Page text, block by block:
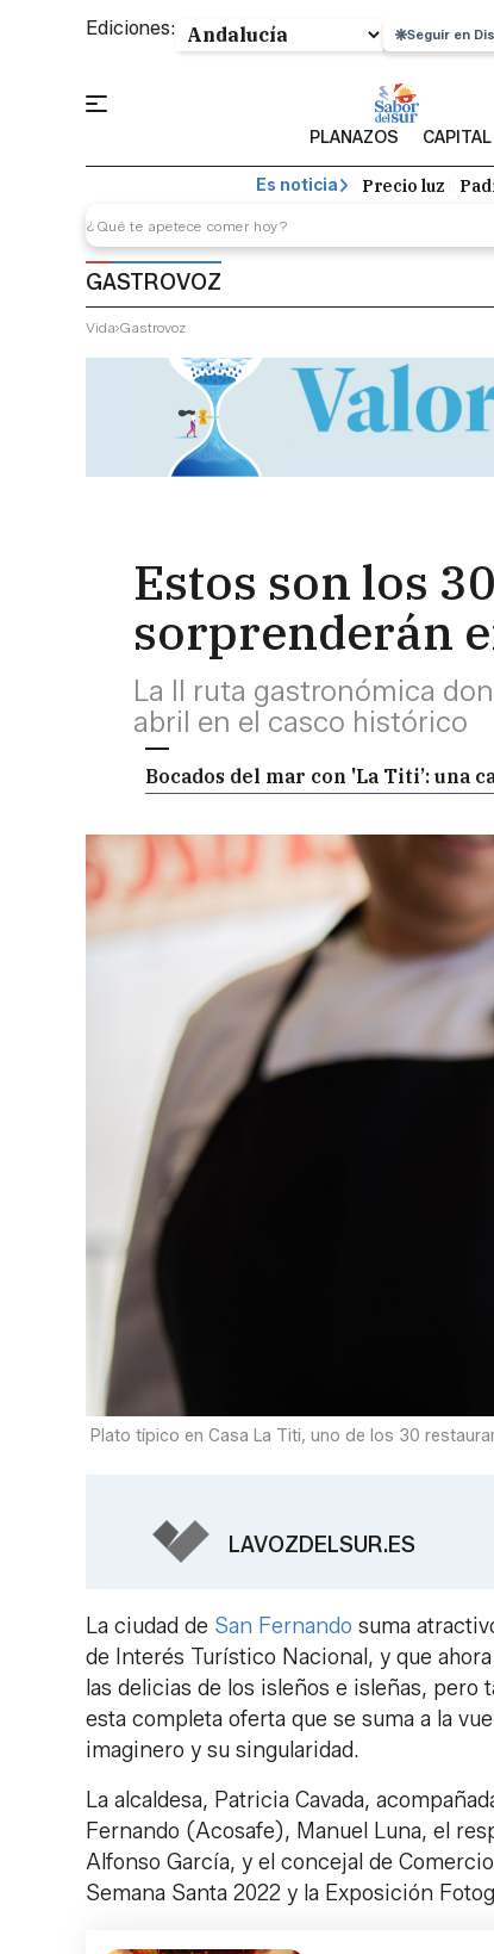
Ediciones: Seguir en
PLANAZOS
Es noticia Precio luz
GASTROVOZ
Vida Gastrovoz
Estos son los
sorprenderán
La II ruta gastronómica
abril en el casco histórico
Bocados del mar con 'La Titi’: una
Plato típico en Casa La Titi, uno de los 30
LAVOZDELSUR.ES
La ciudad de San Fernando suma
de Interés Turístico Nacional, y que
las delicias de los isleños e isleñas,
esta completa oferta que se suma a la
imaginero y su singularidad.
La alcaldesa, Patricia Cavada,
Fernando (Acosafe), Manuel Luna, el
Alfonso García, y el concejal de
Semana Santa 2022 y la Exposición